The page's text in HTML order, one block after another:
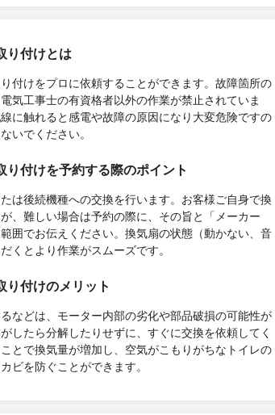
り付けとは
付けをプロに依頼することができます。故障箇所の
気工事士の有資格者以外の作業が禁止されていま
に触れると感電や故障の原因になり大変危険ですの
いでください。
り付けを予約する際のポイント
は後続機種への交換を行います。お客様ご自身で換
、難しい場合は予約の際に、その旨と「メーカー
囲でお伝えください。換気扇の状態（動かない、音
くとより作業がスムーズです。
り付けのメリット
などは、モーター内部の劣化や部品破損の可能性が
したら分解したりせずに、すぐに交換を依頼してく
とで換気量が増加し、空気がこもりがちなトイレの
ビを防ぐことができます。